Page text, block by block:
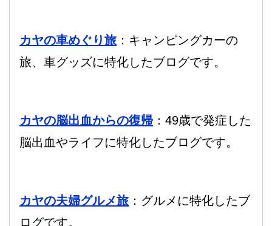
カヤの車めぐり旅 ：キャンピングカーの
旅、車グッズに特化したブログです。
カヤの脳出血からの復帰 ：49歳で発症した
脳出血やライフに特化したブログです。
カヤの夫婦グルメ旅 ：グルメに特化したブ
ログです。